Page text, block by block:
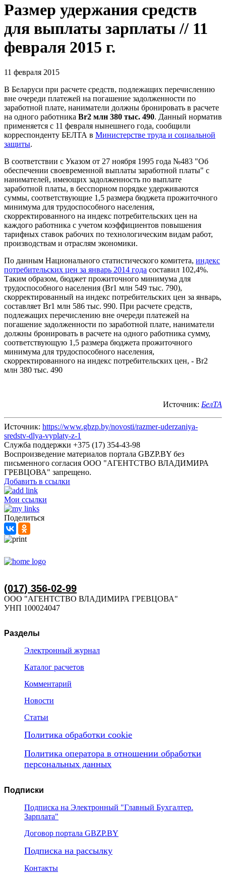
Размер удержания средств
для выплаты зарплаты // 11
февраля 2015 г.
11 февраля 2015
В Беларуси при расчете средств, подлежащих перечислению
вне очереди платежей на погашение задолженности по
заработной плате, наниматели должны бронировать в расчете
на одного работника Br2 млн 380 тыс. 490. Данный норматив
применяется с 11 февраля нынешнего года, сообщили
корреспонденту БЕЛТА в Министерстве труда и социальной
защиты.
В соответствии с Указом от 27 ноября 1995 года №483 "Об
обеспечении своевременной выплаты заработной платы" с
нанимателей, имеющих задолженность по выплате
заработной платы, в бесспорном порядке удерживаются
суммы, соответствующие 1,5 размера бюджета прожиточного
минимума для трудоспособного населения,
скорректированного на индекс потребительских цен на
каждого работника с учетом коэффициентов повышения
тарифных ставок рабочих по технологическим видам работ,
производствам и отраслям экономики.
По данным Национального статистического комитета, индекс
потребительских цен за январь 2014 года составил 102,4%.
Таким образом, бюджет прожиточного минимума для
трудоспособного населения (Br1 млн 549 тыс. 790),
скорректированный на индекс потребительских цен за январь,
составляет Br1 млн 586 тыс. 990. При расчете средств,
подлежащих перечислению вне очереди платежей на
погашение задолженности по заработной плате, наниматели
должны бронировать в расчете на одного работника сумму,
соответствующую 1,5 размера бюджета прожиточного
минимума для трудоспособного населения,
скорректированного на индекс потребительских цен, - Br2
млн 380 тыс. 490
Источник: БелТА
Источник: https://www.gbzp.by/novosti/razmer-uderzaniya-
sredstv-dlya-vyplaty-z-1
Служба поддержки +375 (17) 354-43-98
Воспроизведение материалов портала GBZP.BY без
письменного согласия OOO "АГЕНТСТВО ВЛАДИМИРА
ГРЕВЦОВА" запрещено.
Добавить в ссылки
Мои ссылки
Поделиться
(017) 356-02-99
ООО "АГЕНТСТВО ВЛАДИМИРА ГРЕВЦОВА"
УНП 100024047
Разделы
Электронный журнал
Каталог расчетов
Комментарий
Новости
Статьи
Политика обработки cookie
Политика оператора в отношении обработки
персональных данных
Подписки
Подписка на Электронный "Главный Бухгалтер.
Зарплата"
Договор портала GBZP.BY
Подписка на рассылку
Контакты